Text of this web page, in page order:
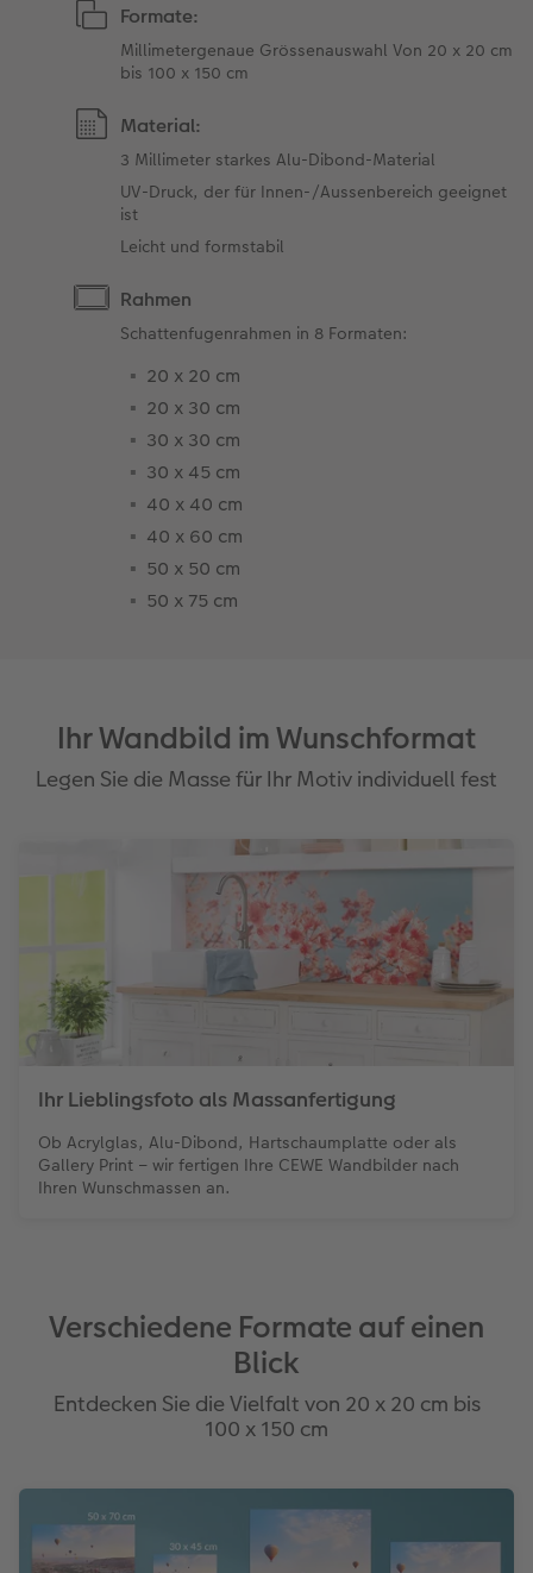
Formate:
Millimetergenaue Grössenauswahl Von 20 x 20 cm
bis 100 x 150 cm
Material:
3 Millimeter starkes Alu-Dibond-Material
UV-Druck, der für Innen-/Aussenbereich geeignet
ist
Leicht und formstabil
Rahmen
Schattenfugenrahmen in 8 Formaten:
20 x 20 cm
20 x 30 cm
30 x 30 cm
30 x 45 cm
40 x 40 cm
40 x 60 cm
50 x 50 cm
50 x 75 cm
Ihr Wandbild im Wunschformat
Legen Sie die Masse für Ihr Motiv individuell fest
Ihr Lieblingsfoto als Massanfertigung
Ob Acrylglas, Alu-Dibond, Hartschaumplatte oder als
Gallery Print – wir fertigen Ihre CEWE Wandbilder nach
Ihren Wunschmassen an.
Verschiedene Formate auf einen
Blick
Entdecken Sie die Vielfalt von 20 x 20 cm bis
100 x 150 cm